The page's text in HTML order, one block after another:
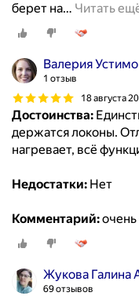
берет на… Читать
Валерия
1 отзыв
18 августа
Достоинства:
держатся локоны.
нагревает, всё
Недостатки: Нет
Комментарий:
Жукова Галина
69 отзывов